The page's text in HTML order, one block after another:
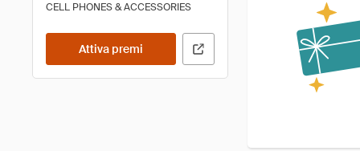
CELL PHONES & ACCESSORIES
Attiva premi